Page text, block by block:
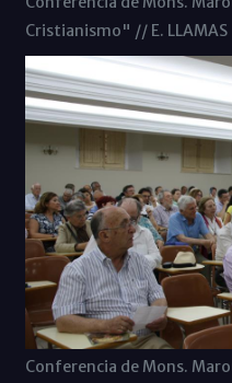
Cristianismo" // E. LLAMAS
Conferencia de Mons.